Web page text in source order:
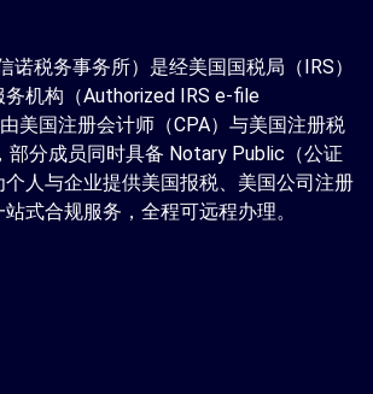
诺税务事务所）是经美国国税局（IRS）
机构（Authorized IRS e-file
美国注册会计师（CPA）与美国注册税
部分成员同时具备 Notary Public（公证
个人与企业提供美国报税、美国公司注册
式合规服务，全程可远程办理。